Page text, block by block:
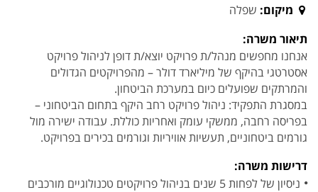
מיקום: שפלה
תיאור משרה:
אנחנו מחפשים מנהל/ת פרויקט יוצא/ת דופן לניהול פרויקט
אסטרטגי בהיקף של מיליארד דולר – מהפרויקטים הגדולים
והמרתקים שפועלים כיום במערכת הביטחון.
במסגרת התפקיד: ניהול פרויקט רחב היקף בתחום הביטחוני –
בפריסה רחבה, ממשקי עומק ואחריות כוללת. עבודה ישירה מול
גורמים ביטחוניים, תעשיות אוויריות וגורמים בכירים בפרויקט.
דרישות משרה:
ניסיון של לפחות 5 שנים בניהול פרויקטים טכנולוגיים מורכבים